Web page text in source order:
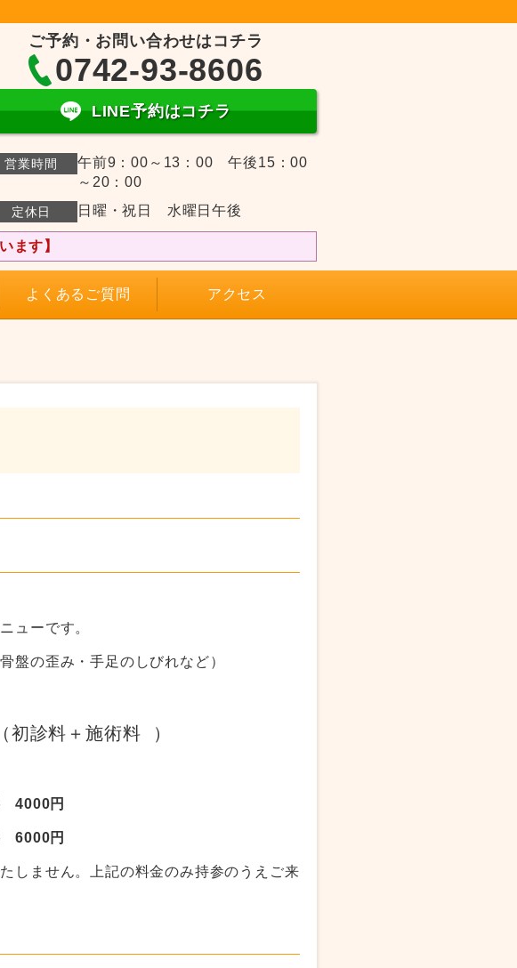
ご予約・お問い合わせはコチラ
0742-93-8606
LINE予約はコチラ
営業時間
午前9：00～13：00 午後15：00
～20：00
定休日 日曜・祝日 水曜日午後
ます】
よくあるご質問 アクセス
ューです。
盤の歪み・手足のしびれなど）
（初診料＋施術料 ）
4000円
6000円
しません。上記の料金のみ持参のうえご来